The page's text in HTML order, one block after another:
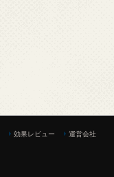
効果レビュー 運営会社